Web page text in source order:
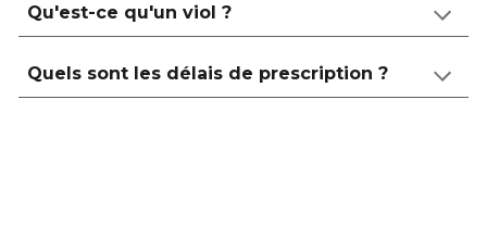
Qu'est-ce qu'un viol ?
Quels sont les délais de prescription ?